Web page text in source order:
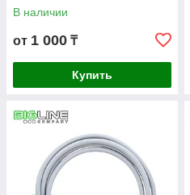
В наличии
от 1 000 ₸
Купить